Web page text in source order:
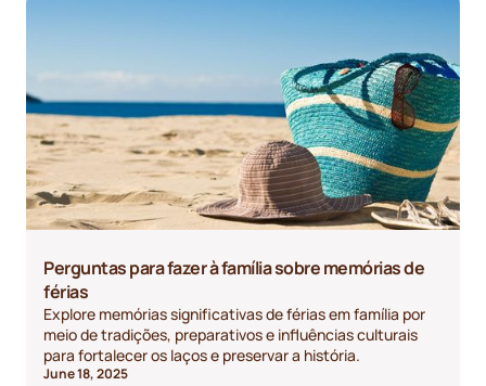
Perguntas para fazer à família sobre memórias de
férias
Explore memórias significativas de férias em família por
meio de tradições, preparativos e influências culturais
para fortalecer os laços e preservar a história.
June 18, 2025